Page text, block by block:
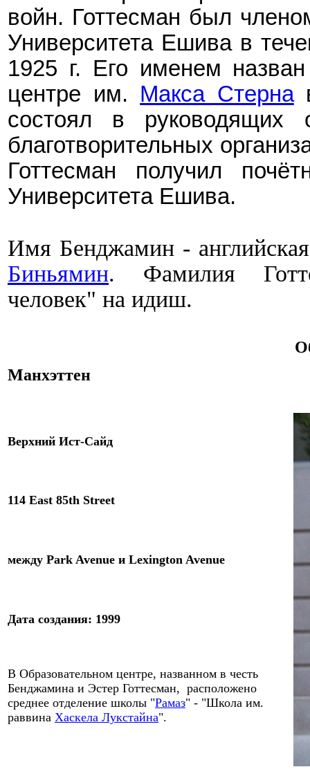
войн. Готтесман был
Университета Ешива в
1925 г. Его именем
центре им. Макса Стерна
состоял в руководящих
благотворительных
Готтесман
получил
Университета Ешива.
Имя Бенджамин -
Биньямин. Фамилия
человек" на идиш.
Манхэттен
Верхний Ист-Сайд
114 East 85th Street
между Park Avenue и Lexington Avenue
Дата создания: 1999
В Образовательном центре, названном в честь
Бенджамина и Эстер Готтесман, расположено
среднее отделение школы "Рамаз" - "Школа им.
раввина Хаскела Лукстайна".